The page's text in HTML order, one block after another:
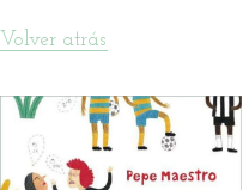
Volver atrás